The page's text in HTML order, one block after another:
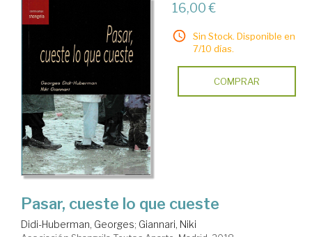
16,00 €
Sin Stock. Disponible en
7/10 días.
COMPRAR
Pasar, cueste lo que cueste
Didi-Huberman, Georges; Giannari, Niki